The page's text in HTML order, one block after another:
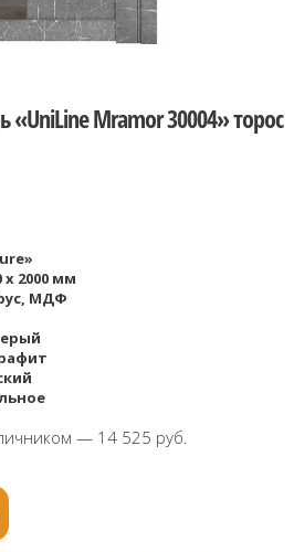
Mramor 30004» торос
x 2000 мм
МДФ
— 14 525 руб.